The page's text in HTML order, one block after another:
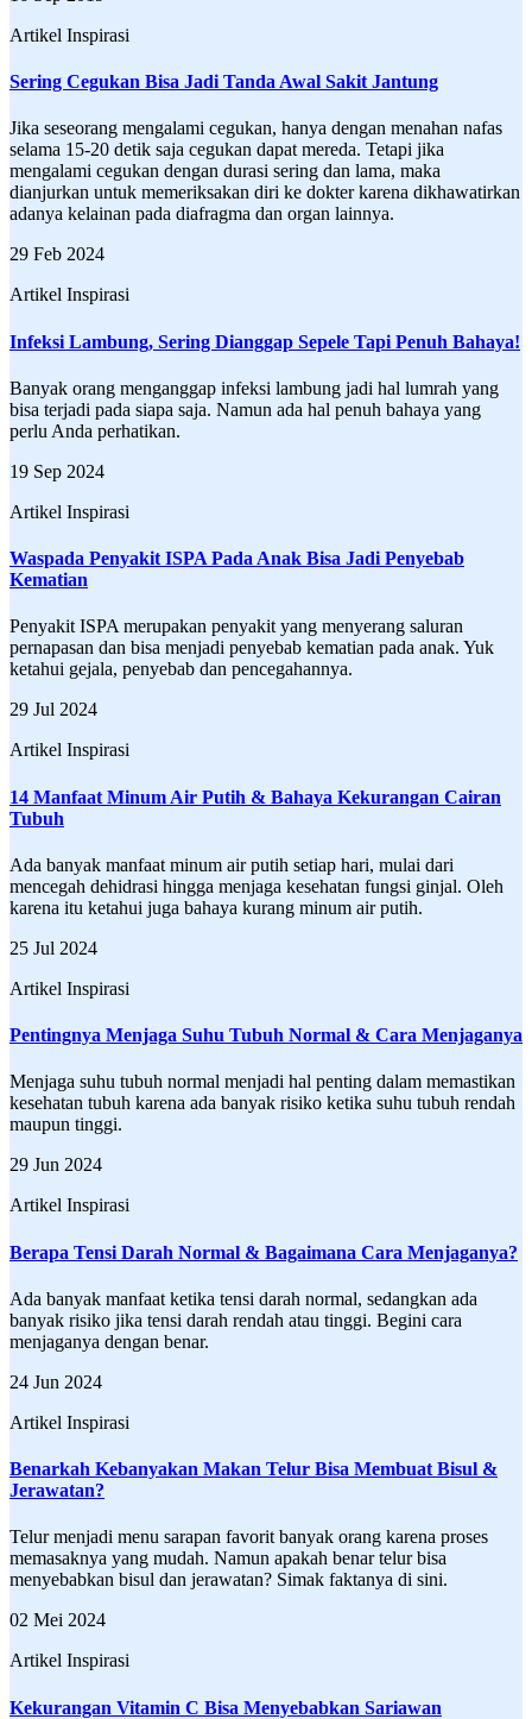
Artikel Inspirasi
Sering Cegukan Bisa Jadi Tanda Awal Sakit Jantung
Jika seseorang mengalami cegukan, hanya dengan menahan nafas
selama 15-20 detik saja cegukan dapat mereda. Tetapi jika
mengalami cegukan dengan durasi sering dan lama, maka
dianjurkan untuk memeriksakan diri ke dokter karena dikhawatirkan
adanya kelainan pada diafragma dan organ lainnya.
29 Feb 2024
Artikel Inspirasi
Infeksi Lambung, Sering Dianggap Sepele Tapi Penuh Bahaya!
Banyak orang menganggap infeksi lambung jadi hal lumrah yang
bisa terjadi pada siapa saja. Namun ada hal penuh bahaya yang
perlu Anda perhatikan.
19 Sep 2024
Artikel Inspirasi
Waspada Penyakit ISPA Pada Anak Bisa Jadi Penyebab
Kematian
Penyakit ISPA merupakan penyakit yang menyerang saluran
pernapasan dan bisa menjadi penyebab kematian pada anak. Yuk
ketahui gejala, penyebab dan pencegahannya.
29 Jul 2024
Artikel Inspirasi
14 Manfaat Minum Air Putih & Bahaya Kekurangan Cairan
Tubuh
Ada banyak manfaat minum air putih setiap hari, mulai dari
mencegah dehidrasi hingga menjaga kesehatan fungsi ginjal. Oleh
karena itu ketahui juga bahaya kurang minum air putih.
25 Jul 2024
Artikel Inspirasi
Pentingnya Menjaga Suhu Tubuh Normal & Cara Menjaganya
Menjaga suhu tubuh normal menjadi hal penting dalam memastikan
kesehatan tubuh karena ada banyak risiko ketika suhu tubuh rendah
maupun tinggi.
29 Jun 2024
Artikel Inspirasi
Berapa Tensi Darah Normal & Bagaimana Cara Menjaganya?
Ada banyak manfaat ketika tensi darah normal, sedangkan ada
banyak risiko jika tensi darah rendah atau tinggi. Begini cara
menjaganya dengan benar.
24 Jun 2024
Artikel Inspirasi
Benarkah Kebanyakan Makan Telur Bisa Membuat Bisul &
Jerawatan?
Telur menjadi menu sarapan favorit banyak orang karena proses
memasaknya yang mudah. Namun apakah benar telur bisa
menyebabkan bisul dan jerawatan? Simak faktanya di sini.
02 Mei 2024
Artikel Inspirasi
Kekurangan Vitamin C Bisa Menyebabkan Sariawan